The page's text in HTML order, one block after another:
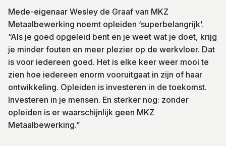
Mede-eigenaar Wesley de Graaf van MKZ
Metaalbewerking noemt opleiden ‘superbelangrijk’.
“Als je goed opgeleid bent en je weet wat je doet, krijg
je minder fouten en meer plezier op de werkvloer. Dat
is voor iedereen goed. Het is elke keer weer mooi te
zien hoe iedereen enorm vooruitgaat in zijn of haar
ontwikkeling. Opleiden is investeren in de toekomst.
Investeren in je mensen. En sterker nog: zonder
opleiden is er waarschijnlijk geen MKZ
Metaalbewerking.”